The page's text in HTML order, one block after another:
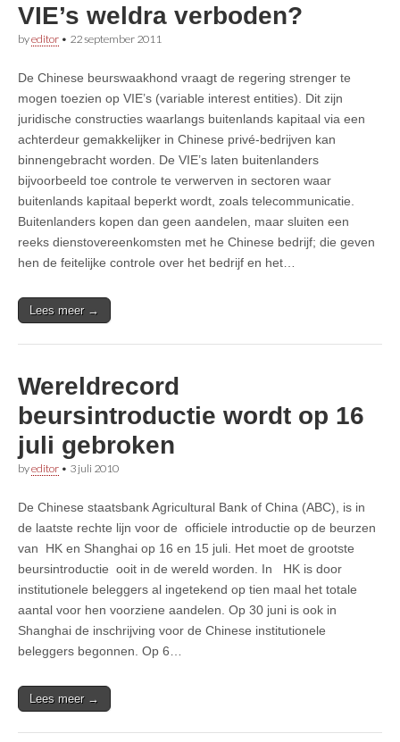
VIE’s weldra verboden?
byeditor • 22 september 2011
De Chinese beurswaakhond vraagt de regering strenger te
mogen toezien op VIE’s (variable interest entities). Dit zijn
juridische constructies waarlangs buitenlands kapitaal via een
achterdeur gemakkelijker in Chinese privé-bedrijven kan
binnengebracht worden. De VIE’s laten buitenlanders
bijvoorbeeld toe controle te verwerven in sectoren waar
buitenlands kapitaal beperkt wordt, zoals telecommunicatie.
Buitenlanders kopen dan geen aandelen, maar sluiten een
reeks dienstovereenkomsten met he Chinese bedrijf; die geven
hen de feitelijke controle over het bedrijf en het…
Lees meer →
Wereldrecord
beursintroductie wordt op 16
juli gebroken
byeditor • 3 juli 2010
De Chinese staatsbank Agricultural Bank of China (ABC), is in
de laatste rechte lijn voor de officiele introductie op de beurzen
van HK en Shanghai op 16 en 15 juli. Het moet de grootste
beursintroductie ooit in de wereld worden. In HK is door
institutionele beleggers al ingetekend op tien maal het totale
aantal voor hen voorziene aandelen. Op 30 juni is ook in
Shanghai de inschrijving voor de Chinese institutionele
beleggers begonnen. Op 6…
Lees meer →